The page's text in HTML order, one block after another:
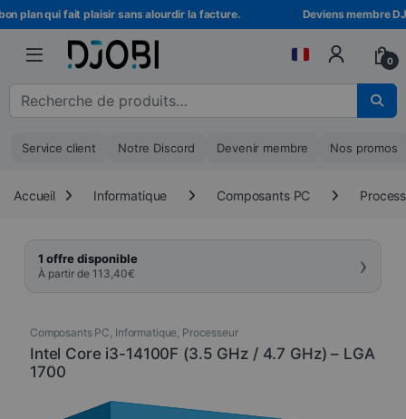
Skip to navigation
Skip to content
plan qui fait plaisir sans alourdir la facture. Deviens membre
0
Recherche pour :
Service client Notre Discord Devenir membre Nos promos
Accueil Informatique Composants PC
1 offre disponible
À partir de 113,40€ ›
Composants PC, Informatique, Processeur
Intel Core i3-14100F (3.5 GHz / 4.7 GHz) – LGA
1700